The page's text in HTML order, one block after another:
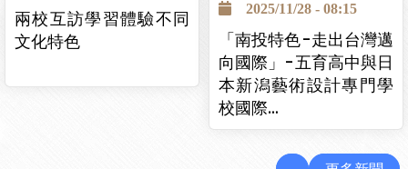
兩校互訪學習體驗不同
文化特色
2025/11/28 - 08:15
「南投特色-走出台灣邁
向國際」-五育高中與日
本新潟藝術設計專門學
校國際…